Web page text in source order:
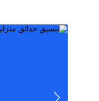
تصميم الحدائق
حدائق منازل